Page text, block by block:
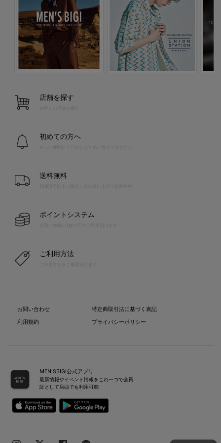
店舗を探す
お近くの店舗を探す
初めての方へ
送料無料
10,000円以上（税込）のお買い上げで送料無料
ポイントシステム
お買い物毎に1pt=1円でご利用頂けます
ご利用方法
お問い合わせ
利用規約
特定商取引法に基づく表記
プライバシーポリシー
MEN’SBIGI公式アプリ
最新情報やイベント情報をこれ一つで会員
証として店頭でも利用可能